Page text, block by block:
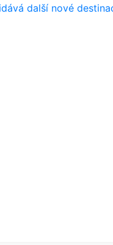
další nové